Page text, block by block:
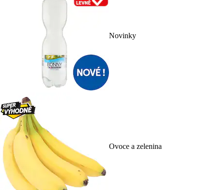
Novinky
Ovoce a zelenina